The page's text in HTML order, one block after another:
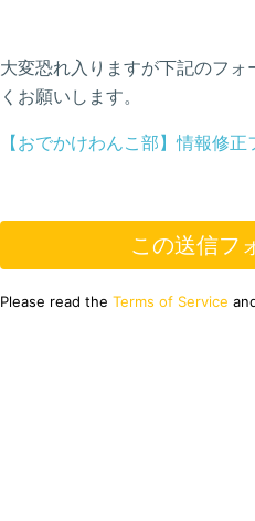
大変恐れ入りますが下記のフ
くお願いします。
【おでかけわんこ部】情報修正
この送信フ
Please read the Terms of Service